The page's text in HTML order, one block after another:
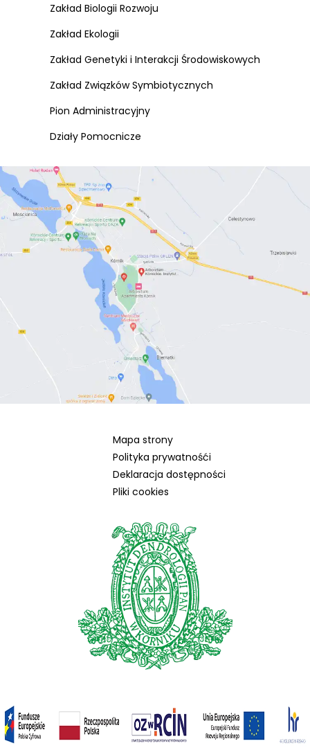
Zakład Biologii Rozwoju
Zakład Ekologii
Zakład Genetyki i Interakcji Środowiskowych
Zakład Związków Symbiotycznych
Pion Administracyjny
Działy Pomocnicze
Mapa strony
Polityka prywatnośći
Deklaracja dostępności
Pliki cookies